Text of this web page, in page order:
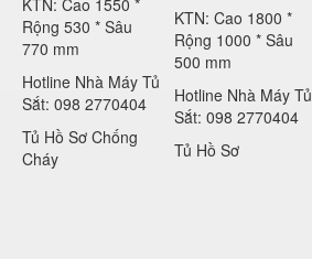
Rộng 530 * Sâu
770 mm
Hotline Nhà Máy Tủ
Sắt: 098 2770404
Tủ Hồ Sơ Chống
Cháy
KTN: Cao 1800 *
Rộng 1000 * Sâu
500 mm
Hotline Nhà Máy Tủ
Sắt: 098 2770404
Tủ Hồ Sơ